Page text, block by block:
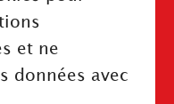
et ne
données avec